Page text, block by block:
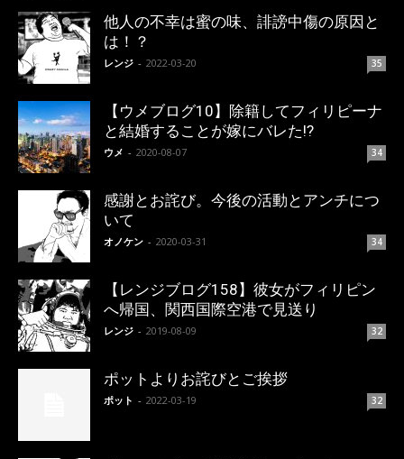
他人の不幸は蜜の味、誹謗中傷の原因と
は！？
レンジ - 2022-03-20 35
【ウメブログ10】除籍してフィリピーナ
と結婚することが嫁にバレた!?
ウメ - 2020-08-07 34
感謝とお詫び。今後の活動とアンチにつ
いて
オノケン - 2020-03-31 34
【レンジブログ158】彼女がフィリピン
へ帰国、関西国際空港で見送り
レンジ - 2019-08-09 32
ポットよりお詫びとご挨拶
ポット - 2022-03-19 32